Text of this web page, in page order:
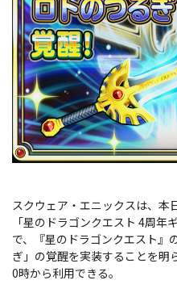
スクウェア・エニックスは、本
「星のドラゴンクエスト 4周年
で、『星のドラゴンクエスト』
ぎ」の覚醒を実装することを明
0時から利用できる。